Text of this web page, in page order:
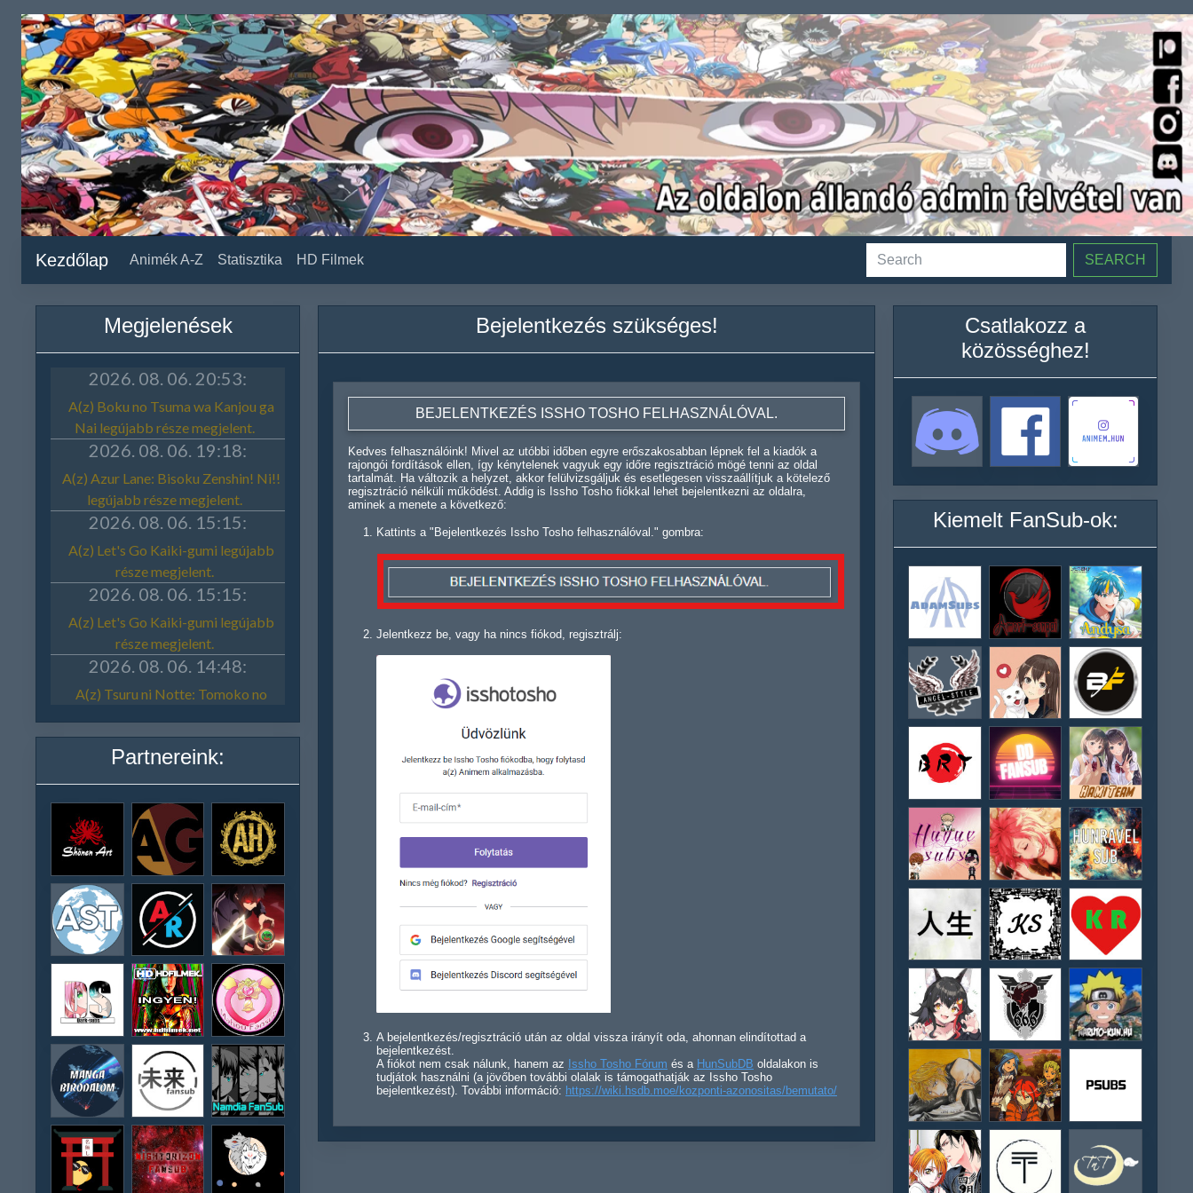
Kezdőlap Animék A-Z Statisztika HD Filmek SEARCH
Megjelenések
Partnereink:
Bejelentkezés szükséges!
BEJELENTKEZÉS ISSHO TOSHO FELHASZNÁLÓVAL.
Kedves felhasználóink! Mivel az utóbbi időben egyre erőszakosabban lépnek fel a kiadók a
rajongói fordítások ellen, így kénytelenek vagyuk egy időre regisztráció mögé tenni az oldal
tartalmát. Ha változik a helyzet, akkor felülvizsgáljuk és esetlegesen visszaállítjuk a kötelező
regisztráció nélküli működést. Addig is Issho Tosho fiókkal lehet bejelentkezni az oldalra,
aminek a menete a következő:
Kattints a "Bejelentkezés Issho Tosho felhasználóval." gombra:
Jelentkezz be, vagy ha nincs fiókod, regisztrálj:
A bejelentkezés/regisztráció után az oldal vissza irányít oda, ahonnan elindítottad a
bejelentkezést.
A fiókot nem csak nálunk, hanem az Issho Tosho Fórum és a HunSubDB oldalakon is
tudjátok használni (a jövőben további olalak is támogathatják az Issho Tosho
bejelentkezést). További információ: https://wiki.hsdb.moe/kozponti-azonositas/bemutato/
Csatlakozz a
közösséghez!
Kiemelt FanSub-ok: